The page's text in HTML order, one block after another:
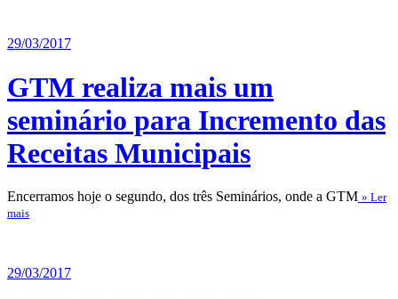
29/03/2017
GTM realiza mais um
seminário para Incremento das
Receitas Municipais
Encerramos hoje o segundo, dos três Seminários, onde a GTM » Ler
mais
29/03/2017